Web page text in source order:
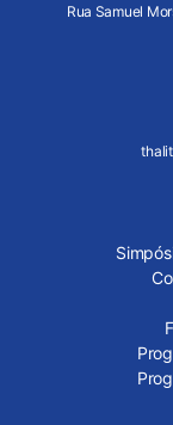
Rua Samuel